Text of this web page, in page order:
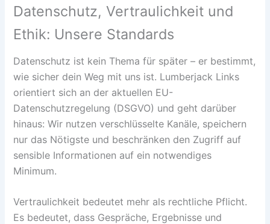
Datenschutz, Vertraulichkeit und
Ethik: Unsere Standards
Datenschutz ist kein Thema für später – er bestimmt,
wie sicher dein Weg mit uns ist. Lumberjack Links
orientiert sich an der aktuellen EU-
Datenschutzregelung (DSGVO) und geht darüber
hinaus: Wir nutzen verschlüsselte Kanäle, speichern
nur das Nötigste und beschränken den Zugriff auf
sensible Informationen auf ein notwendiges
Minimum.
Vertraulichkeit bedeutet mehr als rechtliche Pflicht.
Es bedeutet, dass Gespräche, Ergebnisse und